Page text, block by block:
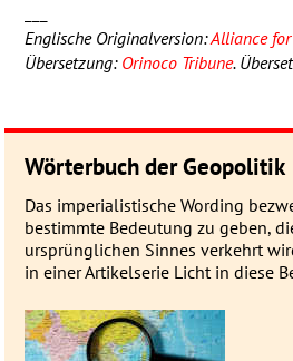
Englische Originalversion:Alliance
Übersetzung: Orinoco Tribune.
Wörterbuch der Geopolitik
Das imperialistische Wording
be­stimmte Be­deu­­tung zu geben,
ur­sprüng­­lichen Sin­nes ver­­kehrt
in einer Artikel­serie Licht in diese